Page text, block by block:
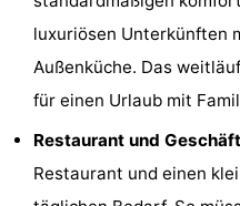
Städte
Sport
Schwimmbader
luxuriösen Unterkünften
Außenküche. Das
für einen Urlaub mit
Restaurant und
Restaurant und einen